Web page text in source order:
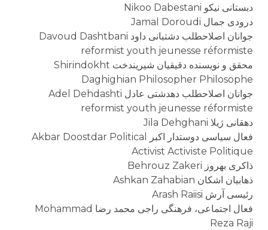
دبستانی نیکو Nikoo Dabestani
درودی جمال Jamal Doroudi
جوانان اصلاحطلب دشتبانی داود Davoud Dashtbani
reformist youth jeunesse réformiste
محقق و نویسنده دقیقیان شیریندخت Shirindokht
Daghighian Philosopher Philosophe
جوانان اصلاحطلب دهدشتی عادل Adel Dehdashti
reformist youth jeunesse réformiste
دهقانی ژیلا Jila Dehghani
فعال سیاسی دوستدار اکبر Akbar Doostdar Political
Activist Activiste Politique
ذاکری بهروز Behrouz Zakeri
ذهابیان اشکان Ashkan Zahabian
رئیسی آرش Arash Raiisi
فعال اجتماعی، فرهنگی راجی محمد رضا Mohammad
Reza Raji